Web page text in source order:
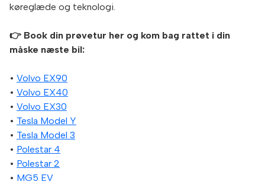
køreglæde og teknologi.
👉 Book din prøvetur her og kom bag rattet i din
måske næste bil:
• Volvo EX90
• Volvo EX40
• Volvo EX30
• Tesla Model Y
• Tesla Model 3
• Polestar 4
• Polestar 2
• MG5 EV